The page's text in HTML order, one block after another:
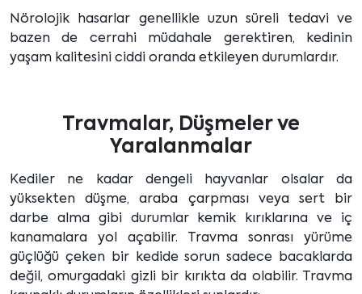
Nörolojik hasarlar genellikle uzun süreli tedavi ve
bazen de cerrahi müdahale gerektiren, kedinin
yaşam kalitesini ciddi oranda etkileyen durumlardır.
Travmalar, Düşmeler ve
Yaralanmalar
Kediler ne kadar dengeli hayvanlar olsalar da
yüksekten düşme, araba çarpması veya sert bir
darbe alma gibi durumlar kemik kırıklarına ve iç
kanamalara yol açabilir. Travma sonrası yürüme
güçlüğü çeken bir kedide sorun sadece bacaklarda
değil, omurgadaki gizli bir kırıkta da olabilir. Travma